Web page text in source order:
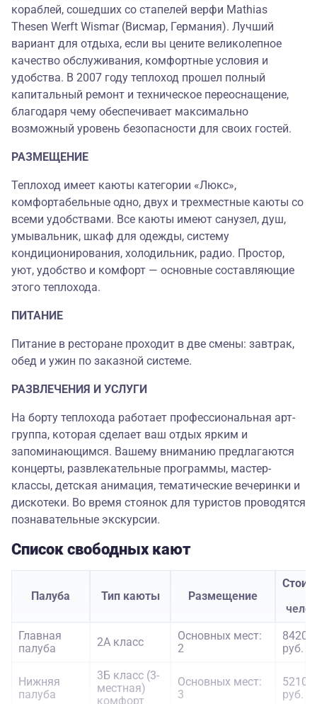
кораблей, сошедших со стапелей верфи Mathias
Thesen Werft Wismar (Висмар, Германия). Лучший
вариант для отдыха, если вы цените великолепное
качество обслуживания, комфортные условия и
удобства. В 2007 году теплоход прошел полный
капитальный ремонт и техническое переоснащение,
благодаря чему обеспечивает максимально
возможный уровень безопасности для своих гостей.
РАЗМЕЩЕНИЕ
Теплоход имеет каюты категории «Люкс»,
комфортабельные одно, двух и трехместные каюты со
всеми удобствами. Все каюты имеют санузел, душ,
умывальник, шкаф для одежды, систему
кондиционирования, холодильник, радио. Простор,
уют, удобство и комфорт — основные составляющие
этого теплохода.
ПИТАНИЕ
Питание в ресторане проходит в две смены: завтрак,
обед и ужин по заказной системе.
РАЗВЛЕЧЕНИЯ И УСЛУГИ
На борту теплохода работает профессиональная арт-
группа, которая сделает ваш отдых ярким и
запоминающимся. Вашему вниманию предлагаются
концерты, развлекательные программы, мастер-
классы, детская анимация, тематические вечеринки и
дискотеки. Во время стоянок для туристов проводятся
познавательные экскурсии.
Список свободных кают
Палуба Тип каюты Размещение
Главная
палуба
2А класс
Основных мест:
2
руб.
Нижняя
палуба
3Б класс (3-
местная)
комфорт
Основных мест:
3
руб.